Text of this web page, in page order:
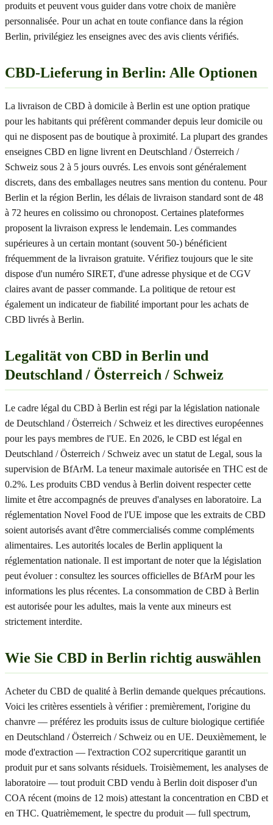
produits et peuvent vous guider dans votre choix de manière
personnalisée. Pour un achat en toute confiance dans la région
Berlin, privilégiez les enseignes avec des avis clients vérifiés.
CBD-Lieferung in Berlin: Alle Optionen
La livraison de CBD à domicile à Berlin est une option pratique
pour les habitants qui préfèrent commander depuis leur domicile ou
qui ne disposent pas de boutique à proximité. La plupart des grandes
enseignes CBD en ligne livrent en Deutschland / Österreich /
Schweiz sous 2 à 5 jours ouvrés. Les envois sont généralement
discrets, dans des emballages neutres sans mention du contenu. Pour
Berlin et la région Berlin, les délais de livraison standard sont de 48
à 72 heures en colissimo ou chronopost. Certaines plateformes
proposent la livraison express le lendemain. Les commandes
supérieures à un certain montant (souvent 50-) bénéficient
fréquemment de la livraison gratuite. Vérifiez toujours que le site
dispose d'un numéro SIRET, d'une adresse physique et de CGV
claires avant de passer commande. La politique de retour est
également un indicateur de fiabilité important pour les achats de
CBD livrés à Berlin.
Legalität von CBD in Berlin und
Deutschland / Österreich / Schweiz
Le cadre légal du CBD à Berlin est régi par la législation nationale
de Deutschland / Österreich / Schweiz et les directives européennes
pour les pays membres de l'UE. En 2026, le CBD est légal en
Deutschland / Österreich / Schweiz avec un statut de Legal, sous la
supervision de BfArM. La teneur maximale autorisée en THC est de
0.2%. Les produits CBD vendus à Berlin doivent respecter cette
limite et être accompagnés de preuves d'analyses en laboratoire. La
réglementation Novel Food de l'UE impose que les extraits de CBD
soient autorisés avant d'être commercialisés comme compléments
alimentaires. Les autorités locales de Berlin appliquent la
réglementation nationale. Il est important de noter que la législation
peut évoluer : consultez les sources officielles de BfArM pour les
informations les plus récentes. La consommation de CBD à Berlin
est autorisée pour les adultes, mais la vente aux mineurs est
strictement interdite.
Wie Sie CBD in Berlin richtig auswählen
Acheter du CBD de qualité à Berlin demande quelques précautions.
Voici les critères essentiels à vérifier : premièrement, l'origine du
chanvre — préférez les produits issus de culture biologique certifiée
en Deutschland / Österreich / Schweiz ou en UE. Deuxièmement, le
mode d'extraction — l'extraction CO2 supercritique garantit un
produit pur et sans solvants résiduels. Troisièmement, les analyses de
laboratoire — tout produit CBD vendu à Berlin doit disposer d'un
COA récent (moins de 12 mois) attestant la concentration en CBD et
en THC. Quatrièmement, le spectre du produit — full spectrum,